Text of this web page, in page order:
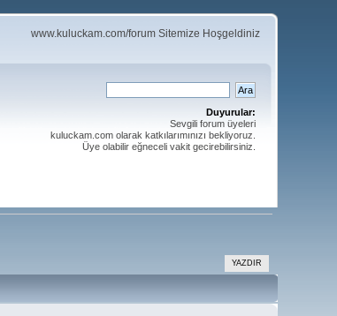
www.kuluckam.com/forum Sitemize Hoşgeldiniz
Duyurular:
Sevgili forum üyeleri
kuluckam.com olarak katkılarımınızı bekliyoruz.
Üye olabilir eğneceli vakit gecirebilirsiniz.
YAZDIR